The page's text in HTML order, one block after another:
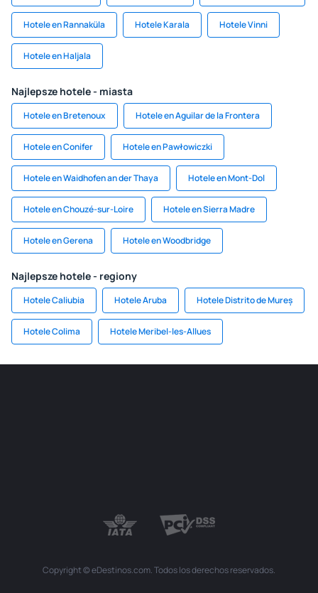
Hotele en Rannaküla Hotele Karala Hotele Vinni
Hotele en Haljala
Najlepsze hotele - miasta
Hotele en Bretenoux Hotele en Aguilar de la Frontera
Hotele en Conifer Hotele en Pawłowiczki
Hotele en Waidhofen an der Thaya Hotele en Mont-Dol
Hotele en Chouzé-sur-Loire Hotele en Sierra Madre
Hotele en Gerena Hotele en Woodbridge
Najlepsze hotele - regiony
Hotele Caliubia Hotele Aruba Hotele Distrito de Mureș
Hotele Colima Hotele Meribel-les-Allues
Copyright © eDestinos.com. Todos los derechos reservados.